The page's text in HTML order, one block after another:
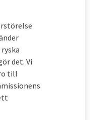
det. Vi
till